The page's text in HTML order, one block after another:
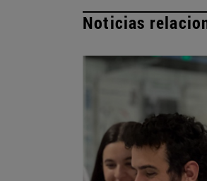
Noticias